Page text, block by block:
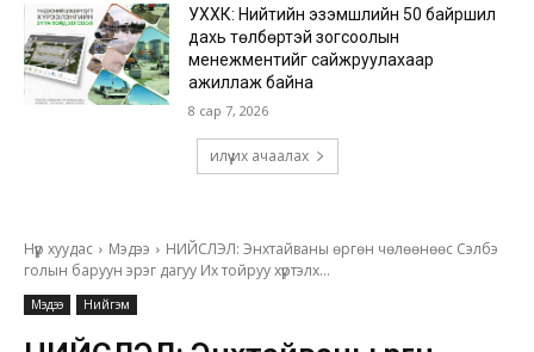
УХХК: Нийтийн эзэмшлийн 50 байршил
дахь төлбөртэй зогсоолын
менежментийг сайжруулахаар
ажиллаж байна
8 сар 7, 2026
илүү их ачаалах